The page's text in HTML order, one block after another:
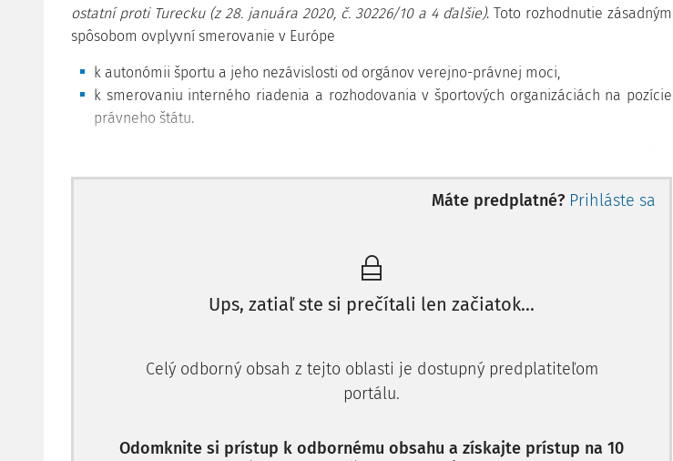
ostatní proti Turecku (z 28. januára 2020, č. 30226/10 a 4 ďalšie). Toto rozhodnutie zásadným
spôsobom ovplyvní smerovanie v Európe
k autonómii športu a jeho nezávislosti od orgánov verejno-právnej moci,
k smerovaniu interného riadenia a rozhodovania v športových organizáciách na pozície
právneho štátu.
aspoň v základných črtách priblížiť podstatu troch vecne oddelených prípadov, ktoré
umožnili ESĽP zásadnejším spôsobom zaujať stanovisko jednak ku kreovaniu rozhodovacích
Prvý prípad sa týkal klasického arbitrážneho rozhodcovského konania, ktoré rieši
súkromnoprávne aspekty vzťahov medzi športovými klubmi a športovcami. Sťažovateľom bol
júna 2008. Jednostranne od nej odstúpil a opustil klub 18. januára 2008 údajne preto, že klub
si včas a riadne neplnil voči nemu finančné záväzky, nútil ho, aby časť platu "daroval" na
rámci procesného postupu na Tureckej futbalovej federácii, kde komora na riešenie sporov
Máte predplatné? Prihláste sa
Ups, zatiaľ ste si prečítali len začiatok...
Celý odborný obsah z tejto oblasti je dostupný predplatiteľom
portálu.
Odomknite si prístup k odbornému obsahu a získajte prístup na 10